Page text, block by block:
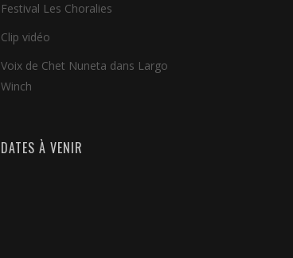
Festival Les Choralies
Clip vidéo
Voix de Chet Nuneta dans Largo
Winch
DATES À VENIR